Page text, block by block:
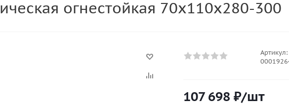
огнестойкая 70х110х280-300
Артикул:
107 698 ₽/шт